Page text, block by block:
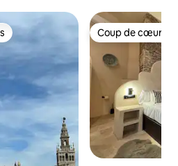
Coup de cœur
Coup de cœur